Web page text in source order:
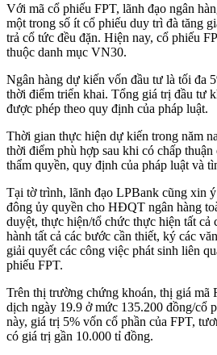
Với mã cổ phiếu FPT, lãnh đạo ngân
một trong số ít cổ phiếu duy trì đà tăng
trả cổ tức đều đặn. Hiện nay, cổ phiếu
thuộc danh mục VN30.
Ngân hàng dự kiến vốn đầu tư là tối đa
thời điểm triển khai. Tổng giá trị đầu tư
được phép theo quy định của pháp luật.
Thời gian thực hiện dự kiến trong năm
thời điểm phù hợp sau khi có chấp
thẩm quyền, quy định của pháp luật và
Tại tờ trình, lãnh đạo LPBank cũng xin
đông ủy quyền cho HĐQT ngân hàng
duyệt, thực hiện/tổ chức thực hiện tất cả
hành tất cả các bước cần thiết, ký các
giải quyết các công việc phát sinh liên
phiếu FPT.
Trên thị trường chứng khoán, thị giá mã
dịch ngày 19.9 ở mức 135.200 đồng/cổ
này, giá trị 5% vốn cổ phần của FPT,
có giá trị gần 10.000 tỉ đồng.